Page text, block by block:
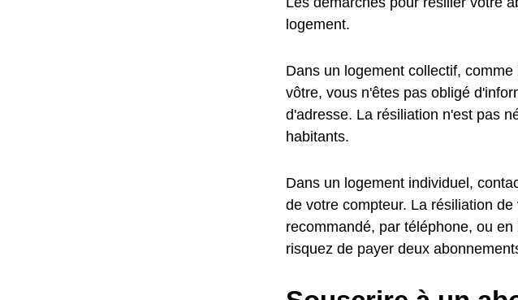
logement.
Dans un logement collectif,
vôtre, vous n'êtes pas obligé
d'adresse. La résiliation n'est pas
habitants.
Dans un logement individuel,
de votre compteur. La résiliation
recommandé, par téléphone, ou
risquez de payer deux